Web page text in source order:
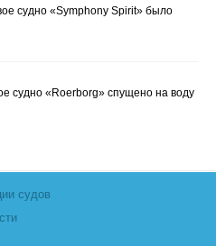
судно «Symphony Spirit» было
судно «Roerborg» спущено на воду
судов